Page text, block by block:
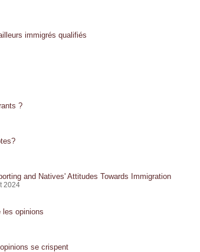
immigrés qualifiés
?
and Natives' Attitudes Towards Immigration
2024
les opinions
se crispent